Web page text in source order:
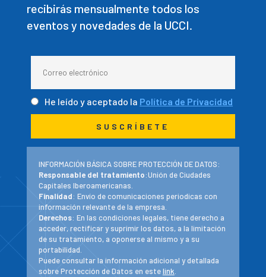
recibirás mensualmente todos los
eventos y novedades de la UCCI.
He leído y aceptado la Política de Privacidad
INFORMACIÓN BÁSICA SOBRE PROTECCIÓN DE DATOS:
Responsable del tratamiento:Unión de Ciudades
Capitales Iberoamericanas.
Finalidad: Envío de comunicaciones periodicas con
información relevante de la empresa.
Derechos: En las condiciones legales, tiene derecho a
acceder, rectificar y suprimir los datos, a la limitación
de su tratamiento, a oponerse al mismo y a su
portabilidad.
Puede consultar la información adicional y detallada
sobre Protección de Datos en estelink